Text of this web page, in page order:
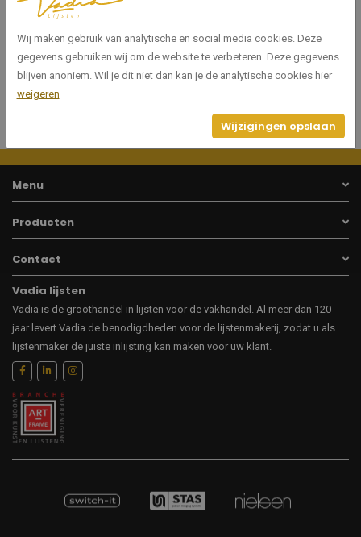
Specificaties
Artikelnummer RD40500
Menu
Producten
Contact
Vadia lijsten
Vadia is de groothandel in lijsten voor de vakhandel. Al meer dan 120
jaar levert Vadia de benodigdheden voor de lijstenmakerij, zodat u als
lijstenmaker de juiste inlijsting kan maken voor uw klant.
Wij maken gebruik van analytische en social media cookies. Deze
gegevens gebruiken wij om de website te verbeteren. Deze gegevens
blijven anoniem. Wil je dit niet dan kan je de analytische cookies hier
weigeren
Wijzigingen opslaan